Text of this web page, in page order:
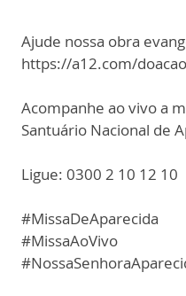
Ajude nossa obra
https://a12.com/doacao
Acompanhe ao vivo a
Santuário Nacional de
Ligue: 0300 2 10 12 10
#MissaDeAparecida
#MissaAoVivo